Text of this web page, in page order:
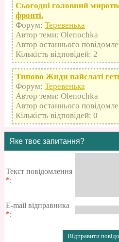
Сьогодні головний
фронті.
Форум: Теревенька
Автор теми: Olenochka
Автор останнього
Кількість відповідей: 2
Типово Жиди пайслаті
Форум: Теревенька
Автор теми: Olenochka
Автор останнього
Кількість відповідей: 0
Яке твоє запитання?
Текст повідомлення
*:
E-mail відправника
*: